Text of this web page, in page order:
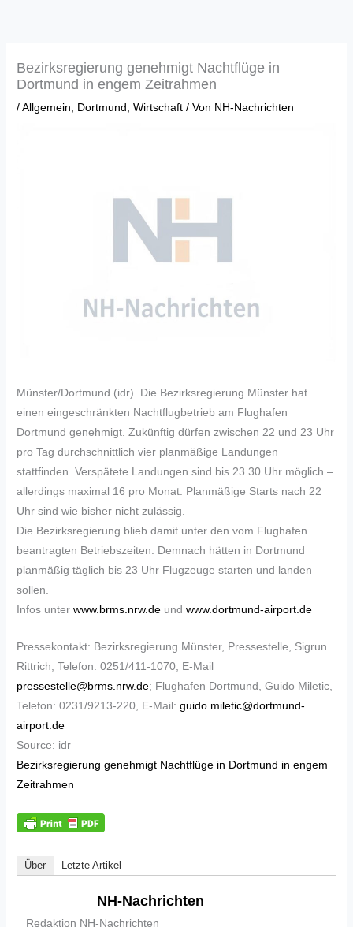
Bezirksregierung genehmigt Nachtflüge in
Dortmund in engem Zeitrahmen
/Allgemein, Dortmund ,Wirtschaft / Von NH-Nachrichten
Münster/Dortmund (idr). Die Bezirksregierung Münster hat
einen eingeschränkten Nachtflugbetrieb am Flughafen
Dortmund genehmigt. Zukünftig dürfen zwischen 22 und 23 Uhr
pro Tag durchschnittlich vier planmäßige Landungen
stattfinden. Verspätete Landungen sind bis 23.30 Uhr möglich –
allerdings maximal 16 pro Monat. Planmäßige Starts nach 22
Uhr sind wie bisher nicht zulässig.
Die Bezirksregierung blieb damit unter den vom Flughafen
beantragten Betriebszeiten. Demnach hätten in Dortmund
planmäßig täglich bis 23 Uhr Flugzeuge starten und landen
sollen.
Infos unterwww.brms.nrw.de undwww.dortmund-airport.de
Pressekontakt: Bezirksregierung Münster, Pressestelle, Sigrun
Rittrich, Telefon: 0251/411-1070, E-Mail
pressestelle@brms.nrw.de; Flughafen Dortmund, Guido Miletic,
Telefon: 0231/9213-220, E-Mail:guido.miletic@dortmund-
airport.de
Source: idr
Bezirksregierung genehmigt Nachtflüge in Dortmund in engem
Zeitrahmen
Über Letzte Artikel
NH-Nachrichten
Redaktion NH-Nachrichten